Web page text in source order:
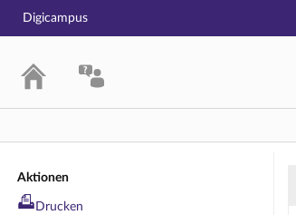
Digicampus
Aktionen
Drucken